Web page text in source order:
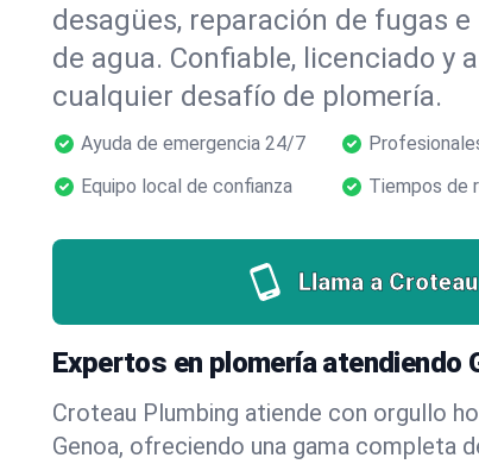
desagües, reparación de fugas
de agua. Confiable, licenciado y
cualquier desafío de plomería.
Ayuda de emergencia 24/7
Equipo local de confianza
Tiempos de
Llama a
Expertos en plomería atendiendo
Croteau Plumbing atiende con orgullo
Genoa, ofreciendo una gama completa